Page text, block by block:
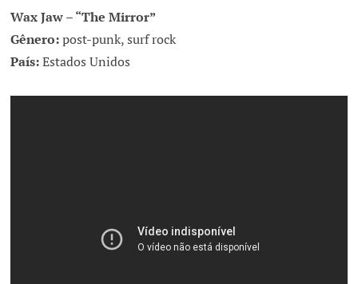
Wax Jaw – “The Mirror”
Gênero:post-punk, surf rock
País:Estados Unidos